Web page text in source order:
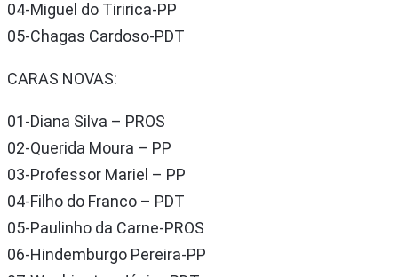
04-Miguel do Tiririca-PP
05-Chagas Cardoso-PDT
CARAS NOVAS:
01-Diana Silva – PROS
02-Querida Moura – PP
03-Professor Mariel – PP
04-Filho do Franco – PDT
05-Paulinho da Carne-PROS
06-Hindemburgo Pereira-PP